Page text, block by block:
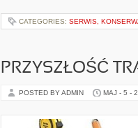
CATEGORIES: SERWIS,
PRZYSZŁOŚĆ
POSTED BY ADMIN MAJ - 5 -